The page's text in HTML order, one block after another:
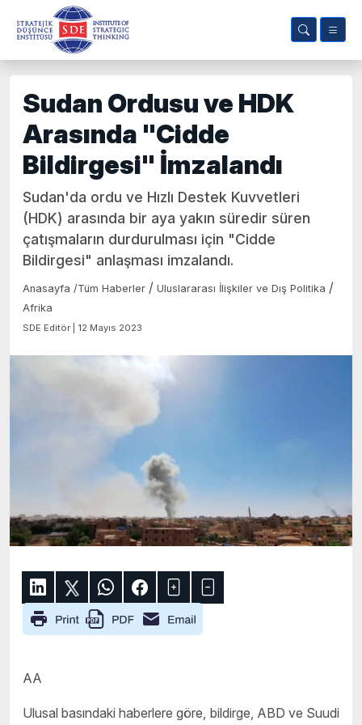
Sudan Ordusu ve HDK
Arasında "Cidde
Bildirgesi" İmzalandı
Sudan'da ordu ve Hızlı Destek Kuvvetleri
(HDK) arasında bir aya yakın süredir süren
çatışmaların durdurulması için "Cidde
Bildirgesi" anlaşması imzalandı.
Anasayfa /Tüm Haberler / Uluslararası İlişkiler ve Dış Politika /
Afrika
SDE Editör | 12 Mayıs 2023
AA
Ulusal basındaki haberlere göre, bildirge, ABD ve Suudi